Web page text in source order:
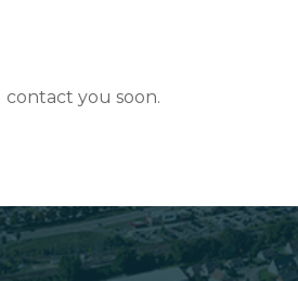
contact you soon.